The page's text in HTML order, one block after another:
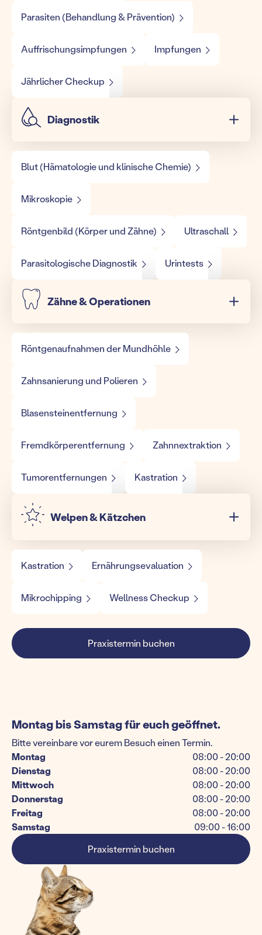
Parasiten (Behandlung & Prävention)
Auffrischungsimpfungen Impfungen
Jährlicher Checkup
Diagnostik
Blut (Hämatologie und klinische Chemie)
Mikroskopie
Röntgenbild (Körper und Zähne) Ultraschall
Parasitologische Diagnostik Urintests
Zähne & Operationen
Röntgenaufnahmen der Mundhöhle
Zahnsanierung und Polieren
Blasensteinentfernung
Fremdkörperentfernung Zahnnextraktion
Tumorentfernungen Kastration
Welpen & Kätzchen
Kastration Ernährungsevaluation
Mikrochipping Wellness Checkup
Praxistermin buchen
Montag bis Samstag für euch geöffnet.
Bitte vereinbare vor eurem Besuch einen Termin.
Montag
08:00 - 20:00
Dienstag
08:00 - 20:00
Mittwoch
08:00 - 20:00
Donnerstag
08:00 - 20:00
Freitag
08:00 - 20:00
Samstag
09:00 - 16:00
Praxistermin buchen